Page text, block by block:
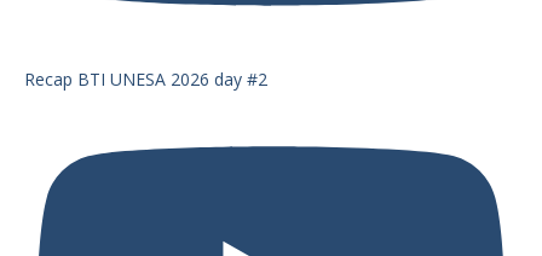
Recap BTI UNESA 2026 day #2